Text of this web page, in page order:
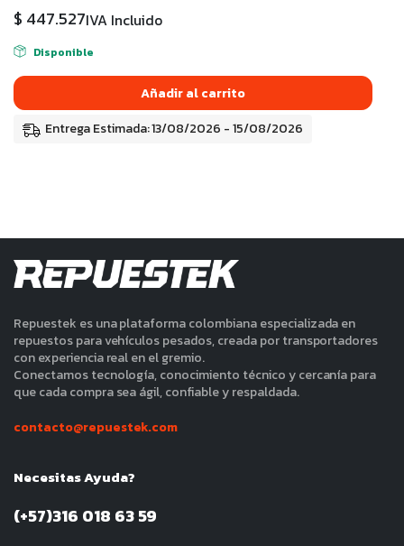
$ 447.527IVA Incluido
Disponible
Añadir al carrito
Entrega Estimada: 13/08/2026 - 15/08/2026
Repuestek es una plataforma colombiana especializada en
repuestos para vehículos pesados, creada por transportadores
con experiencia real en el gremio.
Conectamos tecnología, conocimiento técnico y cercanía para
que cada compra sea ágil, confiable y respaldada.
contacto@repuestek.com
Necesitas Ayuda?
(+57)316 018 63 59